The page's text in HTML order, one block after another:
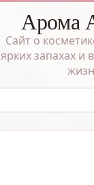
Арома
Сайт о
ярких запахах и